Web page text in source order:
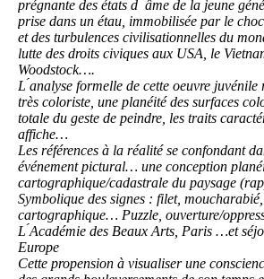
prégnante des états d ́ âme de la jeune
prise dans un étau, immobilisée par le
et des turbulences civilisationnelles du
lutte des droits civiques aux USA, le
Woodstock….
L ́analyse formelle de cette oeuvre juvénile
très coloriste, une planéité des surfaces
totale du geste de peindre, les traits
affiche…
Les références à la réalité se confondant
́événement pictural… une conception
cartographique/cadastrale du paysage
Symbolique des signes : filet,
cartographique… Puzzle, ouverture/
L ́Académie des Beaux Arts, Paris …et
Europe
Cette propension à visualiser une